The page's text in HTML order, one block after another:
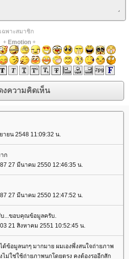
ฉพาะสมาชิก
+ Emotion+
ยน 2548 11:09:32 น.
ก
27 มีนาคม 2550 12:46:35 น.
27 มีนาคม 2550 12:47:52 น.
บ...ขอบคุณข้อมูลครับ.
21 สิงหาคม 2551 10:52:45 น.
ข้อมูลนกๆ มากมาย ผมเองพึ่งสนใจถ่ายภาพ
ไม่ใช่ใช้ถ่ายภาพนกโดยตรง คงต้องรออีกสัก